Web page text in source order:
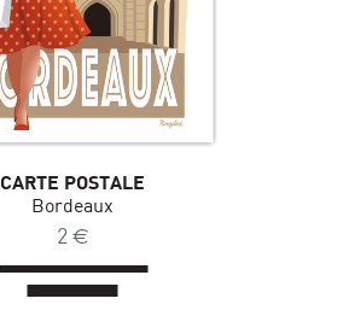
CARTE POSTALE
Bordeaux
2 €